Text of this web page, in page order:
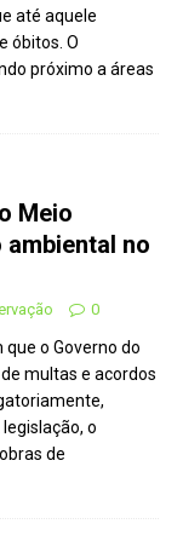
até aquele
óbitos. O
próximo a áreas
Meio
no
0
o Governo do
multas e acordos
o
de